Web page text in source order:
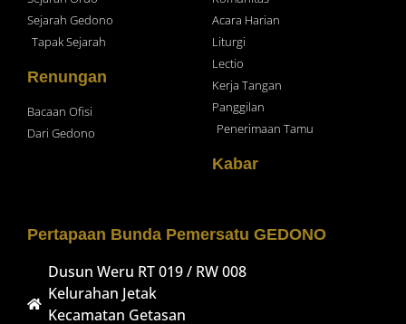
Sejarah Gedono
Tapak Sejarah
Renungan
Bacaan Ofisi
Dari Gedono
Acara Harian
Liturgi
Lectio
Kerja Tangan
Panggilan
Penerimaan Tamu
Kabar
Pertapaan Bunda Pemersatu GEDONO
Dusun Weru RT 019 / RW 008
Kelurahan Jetak
Kecamatan Getasan